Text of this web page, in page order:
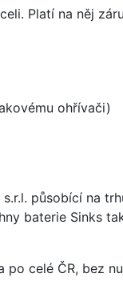
Platí na něj
ohřívači)
působící na
baterie Sinks
celé ČR, bez